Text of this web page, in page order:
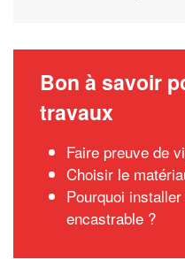
Bon à savoir
travaux
Faire preuve de
Choisir le
Pourquoi
encastrable ?